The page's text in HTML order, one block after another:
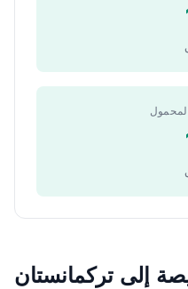
إلى تركمانستان —